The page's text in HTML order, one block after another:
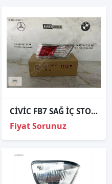
CİVİC FB7 SAĞ İÇ STOP SIFIR İTHAL
Fiyat Sorunuz